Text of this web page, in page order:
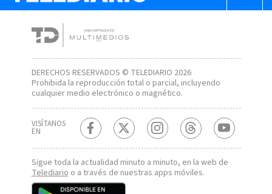
DERECHOS RESERVADOS © TELEDIARIO 2026
Prohibida la reproducción total o parcial, incluyendo
cualquier medio electrónico o magnético.
VISÍTANOS
EN
Sigue toda la actualidad minuto a minuto, en la web de
Telediario o a través de nuestras apps móviles.